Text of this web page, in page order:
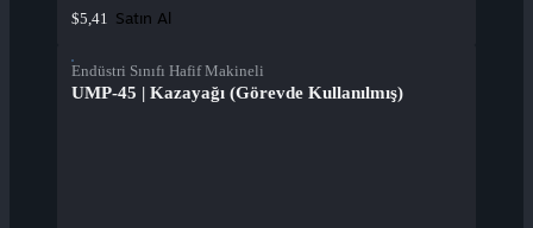
$5,41 Satın Al
Endüstri Sınıfı Hafif Makineli
UMP-45 | Kazayağı (Görevde Kullanılmış)